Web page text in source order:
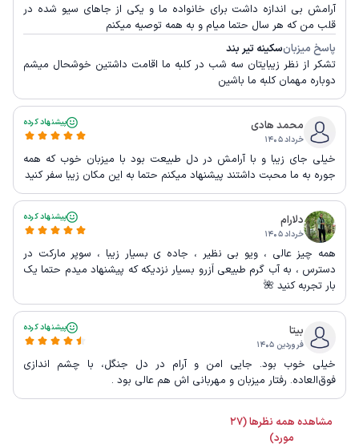
آرامش بی اندازه داشت برای خانواده ما و یکی از جاهای سیو شده در
قلب من که هر سال حتما میام و به همه توصیه میکنم
پاسخ میزبانسکینه تیر بند
تشکر از نظر زیبایتان سه شب در کلبه ما اقامت داشتین خوشحال میشم
دوباره مهمان کلبه ما باشین
محمد هادی
خرداد ۱۴۰۵
پیشنهاد کرده
خیلی جای زیبا و با آرامش در دل طبیعت بود با میزبان خوب که همه
جوره به ما محبت داشتند پیشنهاد میکنم حتما به این مکان زیبا سفر کنید
دلارام
خرداد ۱۴۰۵
پیشنهاد کرده
همه چیز عالی ، ویو بی نظیر ، جاده ی بسیار زیبا ، سوپر مارکت در
دسترس ، به آب گرم طبیعی اَزرو بسیار نزدیکه که پیشنهاد میدم حتما یک
بار تجربه کنید 🌺
بیتا
فروردین ۱۴۰۵
پیشنهاد کرده
خیلی خوب بود‌. جایی امن و آرام در دل جنگل‌، با چشم اندازی
فوق‌العاده. رفتار میزبان و مهربانی اش هم عالی بود .
مشاهده همه نظرها (27
مورد)